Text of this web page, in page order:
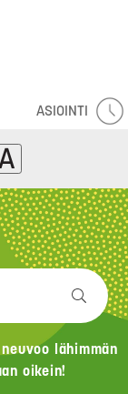
ASIOINTI
lähimmän
oikein!